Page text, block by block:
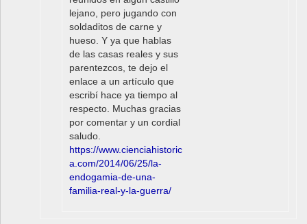
lejano, pero jugando con
soldaditos de carne y
hueso. Y ya que hablas
de las casas reales y sus
parentezcos, te dejo el
enlace a un artículo que
escribí hace ya tiempo al
respecto. Muchas gracias
por comentar y un cordial
saludo.
https://www.cienciahistoric
a.com/2014/06/25/la-
endogamia-de-una-
familia-real-y-la-guerra/